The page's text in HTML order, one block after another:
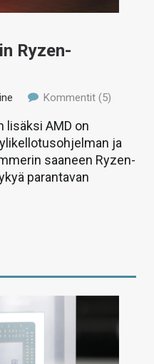
Ryzen-
Kommentit (5)
lisäksi AMD on
ja
saaneen Ryzen-
parantavan